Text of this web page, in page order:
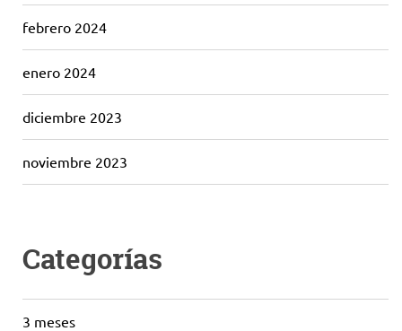
febrero 2024
enero 2024
diciembre 2023
noviembre 2023
Categorías
3 meses